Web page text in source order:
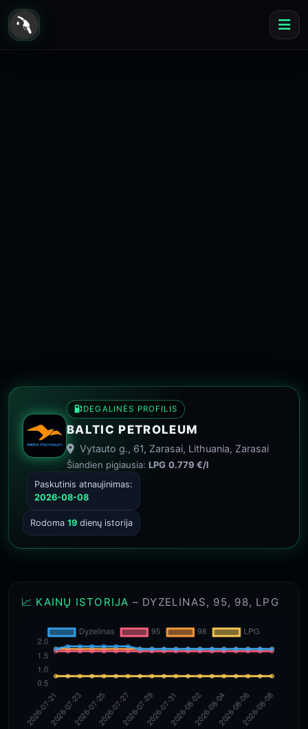
DEGALINĖS PROFILIS
BALTIC PETROLEUM
Vytauto g., 61, Zarasai, Lithuania, Zarasai
Šiandien pigiausia: LPG 0.779 €/l
Paskutinis atnaujinimas:
2026-08-08
Rodoma 19 dienų istorija
📈 KAINŲ ISTORIJA – DYZELINAS, 95, 98, LPG